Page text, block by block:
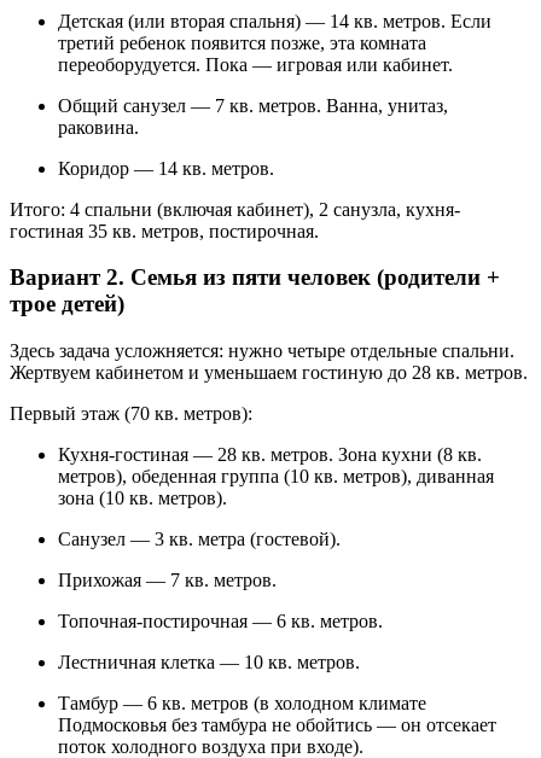
Детская (или вторая спальня) — 14 кв. метров. Если
третий ребенок появится позже, эта комната
переоборудуется. Пока — игровая или кабинет.
Общий санузел — 7 кв. метров. Ванна, унитаз,
раковина.
Коридор — 14 кв. метров.
Итого: 4 спальни (включая кабинет), 2 санузла, кухня-
гостиная 35 кв. метров, постирочная.
Вариант 2. Семья из пяти человек (родители +
трое детей)
Здесь задача усложняется: нужно четыре отдельные спальни.
Жертвуем кабинетом и уменьшаем гостиную до 28 кв. метров.
Первый этаж (70 кв. метров):
Кухня-гостиная — 28 кв. метров. Зона кухни (8 кв.
метров), обеденная группа (10 кв. метров), диванная
зона (10 кв. метров).
Санузел — 3 кв. метра (гостевой).
Прихожая — 7 кв. метров.
Топочная-постирочная — 6 кв. метров.
Лестничная клетка — 10 кв. метров.
Тамбур — 6 кв. метров (в холодном климате
Подмосковья без тамбура не обойтись — он отсекает
поток холодного воздуха при входе).